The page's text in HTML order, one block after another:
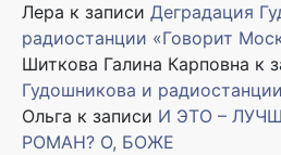
Лера к записи Деградация
радиостанции «Говорит
Шиткова Галина Карповна к
Гудошникова и
Ольга к записи И ЭТО –
РОМАН? О, БОЖЕ